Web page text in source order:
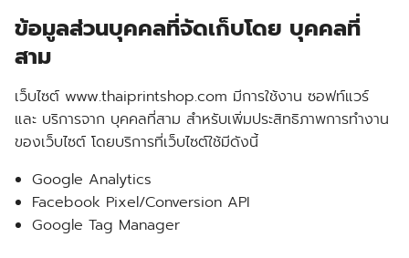
ข้อมูลส่วนบุคคลที่จัดเก็บโดย บุคคลที่
สาม
เว็บไซต์ www.thaiprintshop.com มีการใช้งาน ซอฟท์แวร์
และ บริการจาก บุคคลที่สาม สำหรับเพิ่มประสิทธิภาพการทำงาน
ของเว็บไซต์ โดยบริการที่เว็บไซต์ใช้มีดังนี้
Google Analytics
Facebook Pixel/Conversion API
Google Tag Manager